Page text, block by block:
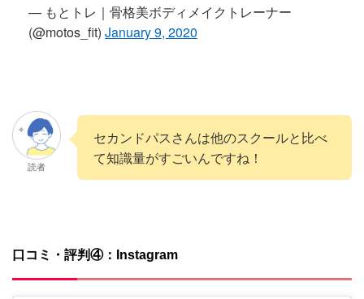
— もとトレ｜骨格美ボディメイクトレーナー
(@motos_fit) January 9, 2020
読者
セカンドパスさんは他のスクールと比べ
て知識量がすごいんですね！
口コミ・評判④：Instagram